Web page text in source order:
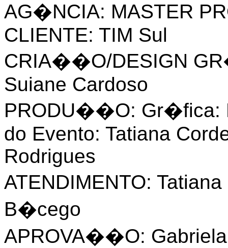
AG�NCIA: MASTER
CLIENTE: TIM Sul
CRIA��O/DESIGN
Suiane Cardoso
PRODU��O: Gr�fica:
do Evento: Tatiana
Rodrigues
ATENDIMENTO:
B�cego
APROVA��O: Gabriela